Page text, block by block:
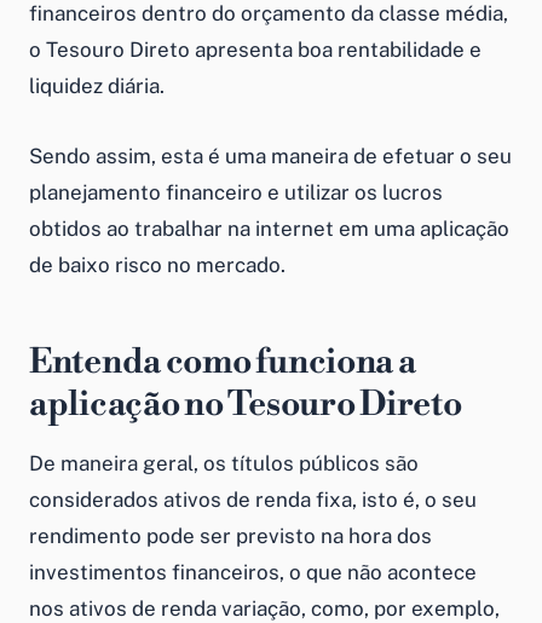
financeiros dentro do orçamento da classe média,
o Tesouro Direto apresenta boa rentabilidade e
liquidez diária.
Sendo assim, esta é uma maneira de efetuar o seu
planejamento financeiro e utilizar os lucros
obtidos ao trabalhar na internet em uma aplicação
de baixo risco no mercado.
Entenda como funciona a
aplicação no Tesouro Direto
De maneira geral, os títulos públicos são
considerados ativos de renda fixa, isto é, o seu
rendimento pode ser previsto na hora dos
investimentos financeiros, o que não acontece
nos ativos de renda variação, como, por exemplo,